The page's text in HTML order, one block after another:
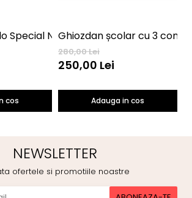
Special NumLit CD
cos
280,00 Lei
250,00 Lei
Adauga in cos
NEWSLETTER
ofertele si promotiile noastre